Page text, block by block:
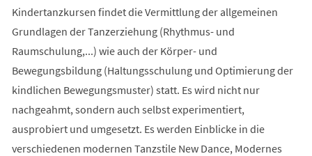
Kindertanzkursen findet die Vermittlung der allgemeinen
Grundlagen der Tanzerziehung (Rhythmus- und
Raumschulung,...) wie auch der Körper- und
Bewegungsbildung (Haltungsschulung und Optimierung der
kindlichen Bewegungsmuster) statt. Es wird nicht nur
nachgeahmt, sondern auch selbst experimentiert,
ausprobiert und umgesetzt. Es werden Einblicke in die
verschiedenen modernen Tanzstile New Dance, Modernes